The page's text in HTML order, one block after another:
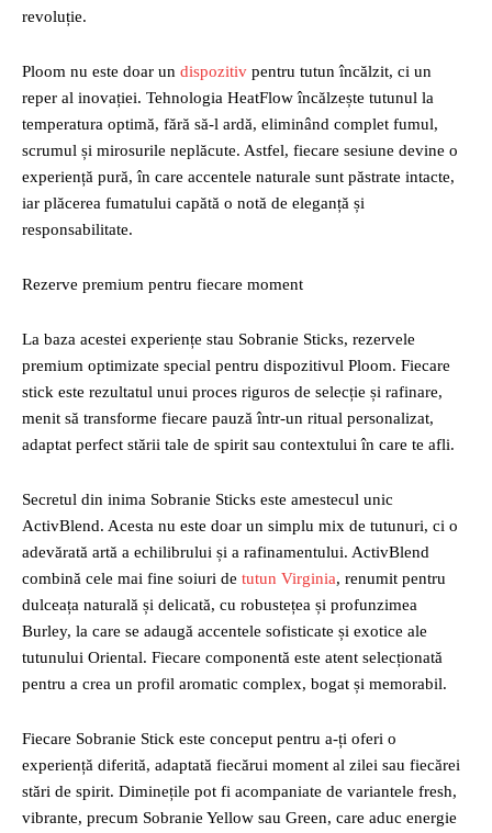
revoluție.
Ploom nu este doar un dispozitiv pentru tutun încălzit, ci un
reper al inovației. Tehnologia HeatFlow încălzește tutunul la
temperatura optimă, fără să-l ardă, eliminând complet fumul,
scrumul și mirosurile neplăcute. Astfel, fiecare sesiune devine o
experiență pură, în care accentele naturale sunt păstrate intacte,
iar plăcerea fumatului capătă o notă de eleganță și
responsabilitate.
Rezerve premium pentru fiecare moment
La baza acestei experiențe stau Sobranie Sticks, rezervele
premium optimizate special pentru dispozitivul Ploom. Fiecare
stick este rezultatul unui proces riguros de selecție și rafinare,
menit să transforme fiecare pauză într-un ritual personalizat,
adaptat perfect stării tale de spirit sau contextului în care te afli.
Secretul din inima Sobranie Sticks este amestecul unic
ActivBlend. Acesta nu este doar un simplu mix de tutunuri, ci o
adevărată artă a echilibrului și a rafinamentului. ActivBlend
combină cele mai fine soiuri de tutun Virginia, renumit pentru
dulceața naturală și delicată, cu robustețea și profunzimea
Burley, la care se adaugă accentele sofisticate și exotice ale
tutunului Oriental. Fiecare componentă este atent selecționată
pentru a crea un profil aromatic complex, bogat și memorabil.
Fiecare Sobranie Stick este conceput pentru a-ți oferi o
experiență diferită, adaptată fiecărui moment al zilei sau fiecărei
stări de spirit. Diminețile pot fi acompaniate de variantele fresh,
vibrante, precum Sobranie Yellow sau Green, care aduc energie